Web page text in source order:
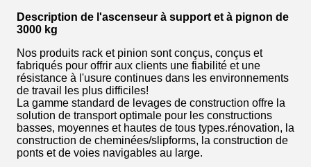
Description de l'ascenseur à support et à pignon de
3000 kg
Nos produits rack et pinion sont conçus, conçus et
fabriqués pour offrir aux clients une fiabilité et une
résistance à l'usure continues dans les environnements
de travail les plus difficiles!
La gamme standard de levages de construction offre la
solution de transport optimale pour les constructions
basses, moyennes et hautes de tous types.rénovation, la
construction de cheminées/slipforms, la construction de
ponts et de voies navigables au large.